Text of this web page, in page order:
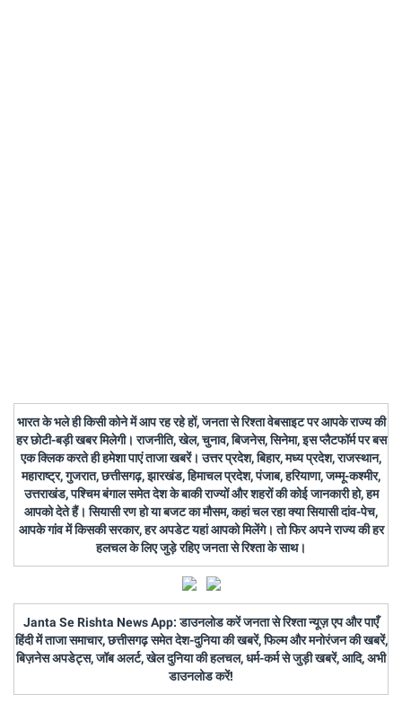
भारत के भले ही किसी कोने में आप रह रहे हों, जनता से रिश्ता वेबसाइट पर आपके राज्य की
हर छोटी-बड़ी खबर मिलेगी। राजनीति, खेल, चुनाव, बिजनेस, सिनेमा, इस प्लैटफॉर्म पर बस
एक क्लिक करते ही हमेशा पाएं ताजा खबरें। उत्तर प्रदेश, बिहार, मध्य प्रदेश, राजस्थान,
महाराष्ट्र, गुजरात, छत्तीसगढ़, झारखंड, हिमाचल प्रदेश, पंजाब, हरियाणा, जम्मू-कश्मीर,
उत्तराखंड, पश्चिम बंगाल समेत देश के बाकी राज्यों और शहरों की कोई जानकारी हो, हम
आपको देते हैं। सियासी रण हो या बजट का मौसम, कहां चल रहा क्या सियासी दांव-पेच,
आपके गांव में किसकी सरकार, हर अपडेट यहां आपको मिलेंगे। तो फिर अपने राज्य की हर
हलचल के लिए जुड़े रहिए जनता से रिश्ता के साथ।
Janta Se Rishta News App: डाउनलोड करें जनता से रिश्ता न्यूज़ एप और पाएँ
हिंदी में ताजा समाचार, छत्तीसगढ़ समेत देश-दुनिया की खबरें, फिल्म और मनोरंजन की खबरें,
बिज़नेस अपडेट्स, जॉब अलर्ट, खेल दुनिया की हलचल, धर्म-कर्म से जुड़ी खबरें, आदि, अभी
डाउनलोड करें!